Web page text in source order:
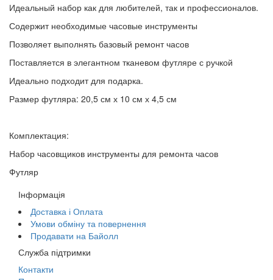
Идеальный набор как для любителей, так и профессионалов.
Содержит необходимые часовые инструменты
Позволяет выполнять базовый ремонт часов
Поставляется в элегантном тканевом футляре с ручкой
Идеально подходит для подарка.
Размер футляра: 20,5 см х 10 см х 4,5 см
Комплектация:
Набор часовщиков инструменты для ремонта часов
Футляр
Інформація
Доставка і Оплата
Умови обміну та повернення
Продавати на Байолл
Служба підтримки
Контакти